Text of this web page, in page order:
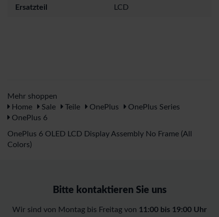
Ersatzteil LCD
Mehr shoppen
Home
Sale Teile OnePlus
OnePlus Series
OnePlus 6
OnePlus 6 OLED LCD Display Assembly No Frame (All
Colors)
Bitte kontaktieren Sie uns
Wir sind von Montag bis Freitag von 11:00 bis 19:00 Uhr